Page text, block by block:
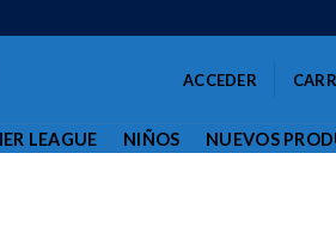
ACCEDER
LEAGUE NIÑOS NUEVOS